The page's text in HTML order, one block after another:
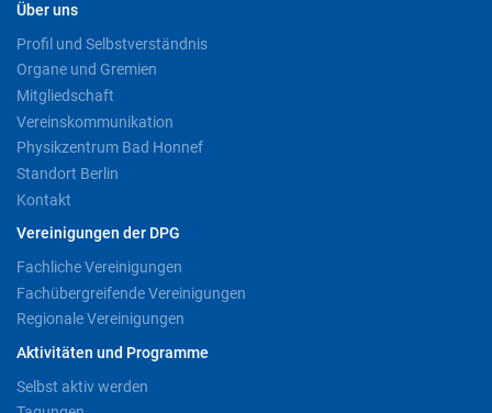
Über uns
Profil und Selbstverständnis
Organe und Gremien
Mitgliedschaft
Vereinskommunikation
Physikzentrum Bad Honnef
Standort Berlin
Kontakt
Vereinigungen der DPG
Fachliche Vereinigungen
Fachübergreifende Vereinigungen
Regionale Vereinigungen
Aktivitäten und Programme
Selbst aktiv werden